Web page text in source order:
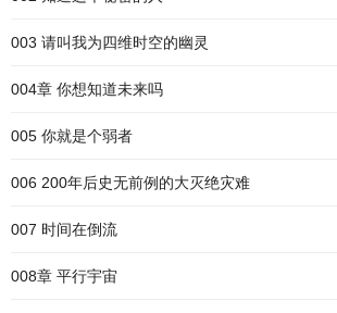
003 请叫我为四维时空的幽灵
004章 你想知道未来吗
005 你就是个弱者
006 200年后史无前例的大灭绝灾难
007 时间在倒流
008章 平行宇宙